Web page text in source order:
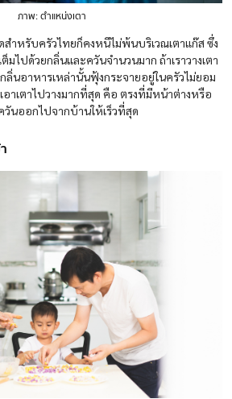
ภาพ: ตำแหน่งเตา
ำหรับครัวไทยก็คงหนีไม่พ้นบริเวณเตาแก๊ส ซึ่ง
ไปด้วยกลิ่นและควันจำนวนมาก ถ้าเราวางเตา
นอาหารเหล่านั้นฟุ้งกระจายอยู่ในครัวไม่ยอม
าเตาไปวางมากที่สุด คือ ตรงที่มีหน้าต่างหรือ
นออกไปจากบ้านให้เร็วที่สุด